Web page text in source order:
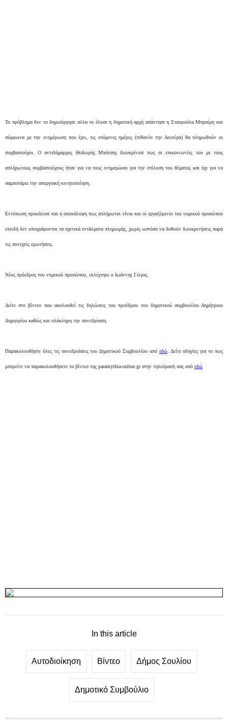
Το πρόβλημα δεν το δημιούργησε αλλα το έλυσε η δημοτική αρχή απάντησε η Σταυρούλα Μπραίμη και
σύμφωνα με την ενημέρωση που έχει, τις επόμενες ημέρες (πιθανόν την Δευτέρα) θα πληρωθούν οι
συμβασιούχοι. Ο αντιδήμαρχος Θοδωρής Μπάτσης διευκρίνισε πως οι επικοινωνίες του με τους
απλήρωτους συμβασιούχους ήταν για να τους ενημερώσει για την επίλυση του θέματος και όχι για να
σαμποτάρει την απεργιακή κινητοποίηση.
Εντύπωση προκάλεσε και η αποκάλυψη πως απλήρωτοι είναι και οι εργαζόμενοι του νομικού προσώπου
επειδή δεν υπογράφονται τα σχετικά εντάλματα πληρωμής, χωρίς ωστόσο να δοθούν διευκρινήσεις παρά
τις συνεχείς ερωτήσεις.
Νέος πρόεδρος του νομικού προσώπου, εκλέχτηκε ο Ιωάννης Γώγος.
Δείτε στο βίντεο που ακολουθεί τις δηλώσεις του προέδρου του δημοτικού συμβουλίου Δημήτριου
Δημητρίου καθώς και ολόκληρη την συνεδρίαση.
Παρακολουθήστε όλες τις συνεδριάσεις του Δημοτικού Συμβουλίου από εδώ. Δείτε οδηγίες για το πως
μπορείτε να παρακολουθήσετε τα βίντεο της paramythia-online.gr στην τηλεόρασή σας από εδώ
In this article
Αυτοδιοίκηση Βίντεο Δήμος Σουλίου
Δημοτικό Συμβούλιο